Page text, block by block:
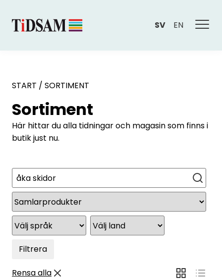
SV EN
START / SORTIMENT
Sortiment
Här hittar du alla tidningar och magasin som finns i
butik just nu.
Sök
Filtrera
Rensa alla